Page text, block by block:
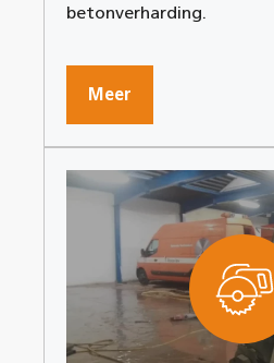
betonverharding.
Meer